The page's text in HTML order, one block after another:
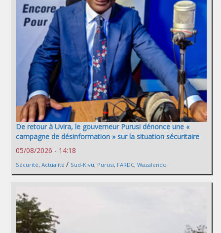
De retour à Uvira, le gouverneur Purusi dénonce une «
campagne de désinformation » sur la situation sécuritaire
05/08/2026 - 14:18
Sécurité, Actualité / Sud-Kivu, Purusi, FARDC, Wazalendo